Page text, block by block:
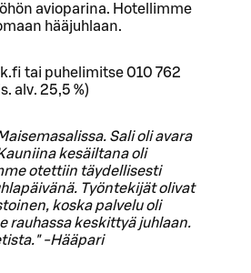
avioparina. Hotellimme
hääjuhlaan.
tai puhelimitse 010 762
alv. 25,5 %)
Sali oli avara
kesäiltana oli
otettiin täydellisesti
Työntekijät olivat
koska palvelu oli
rauhassa keskittyä juhlaan.
-Hääpari